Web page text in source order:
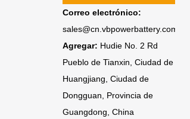
Correo electrónico:
sales@cn.vbpowerbattery.com
Agregar: Hudie No. 2 Rd
Pueblo de Tianxin, Ciudad de
Huangjiang, Ciudad de
Dongguan, Provincia de
Guangdong, China